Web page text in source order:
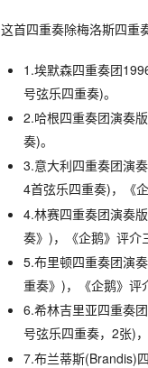
这首四重奏除梅洛斯四重
1.埃默森四重奏团
号弦乐四重奏)。
2.哈根四重奏团演奏
奏)。
3.意大利四重奏团演
4首弦乐四重奏)，《
4.林赛四重奏团演奏
奏》)，《企鹅》评介
5.布里顿四重奏团演
重奏》)，《企鹅》评
6.希林吉里亚四重奏
号弦乐四重奏，2张)
7.布兰蒂斯(Brandis)